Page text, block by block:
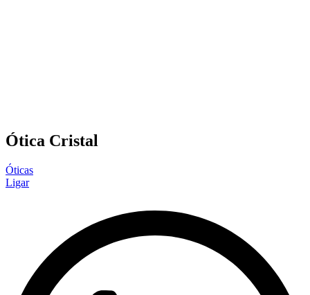
Ótica Cristal
Óticas
Ligar